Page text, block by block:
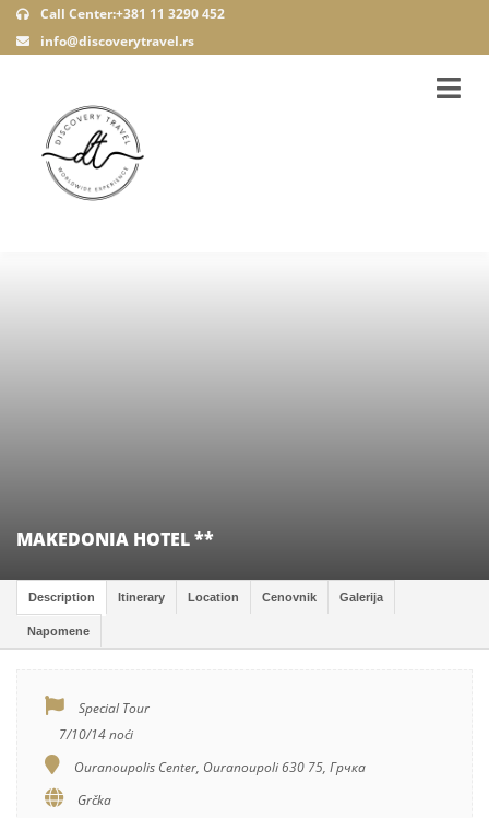
Call Center:+381 11 3290 452
info@discoverytravel.rs
MAKEDONIA HOTEL **
Description Itinerary Location Cenovnik Galerija
Napomene
Special Tour
7/10/14 noći
Ouranoupolis Center, Ouranoupoli 630 75, Грчка
Grčka